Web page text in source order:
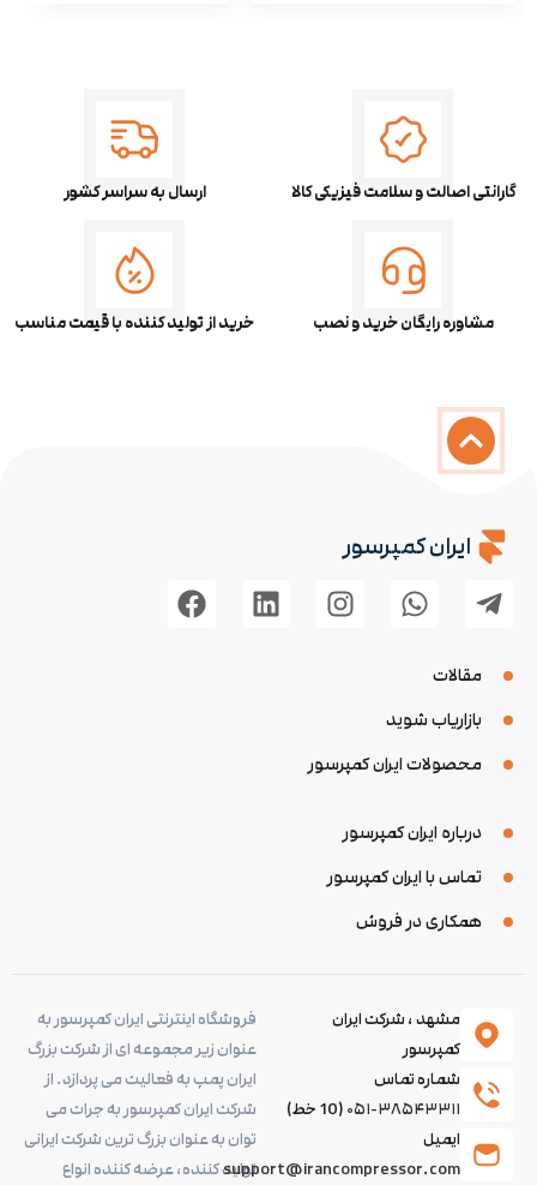
گارانتی اصالت و سلامت فیزیکی کالا ارسال به سراسر کشور
مشاوره رایگان خرید و نصب خرید از تولید کننده با قیمت مناسب
درباره ایران کمپرسور
تماس با ایران کمپرسور
همکاری در فروش
مقالات
بازاریاب شوید
محصولات ایران کمپرسور
ایران کمپرسور
فروشگاه اینترنتی ایران کمپرسور به
عنوان زیر مجموعه ای از شرکت بزرگ
ایران پمپ به فعالیت می پردازد. از
شرکت ایران کمپرسور به جرات می
توان به عنوان بزرگ ترین شرکت ایرانی
تولید کننده، عرضه کننده انواع
مشهد ، شرکت ایران
کمپرسور
شماره تماس
۰۵۱-۳۸۵۴۳۳۱۱ (10 خط)
ایمیل
support@irancompressor.com